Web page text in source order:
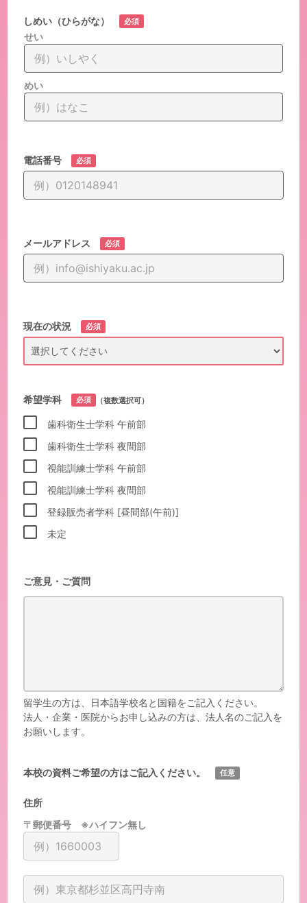
しめい（ひらがな） 必須
せい
めい
電話番号 必須
メールアドレス 必須
現在の状況 必須
希望学科 必須 （複数選択可）
歯科衛生士学科 午前部
歯科衛生士学科 夜間部
視能訓練士学科 午前部
視能訓練士学科 夜間部
登録販売者学科 [昼間部(午前)]
未定
ご意見・ご質問
留学生の方は、日本語学校名と国籍をご記入ください。
法人・企業・医院からお申し込みの方は、法人名のご記入を
お願いします。
本校の資料ご希望の方はご記入ください。 任意
住所
〒郵便番号 ※ハイフン無し